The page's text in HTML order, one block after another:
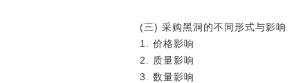
(三) 采购黑洞的不同形式与影响
1. 价格影响
2. 质量影响
3. 数量影响